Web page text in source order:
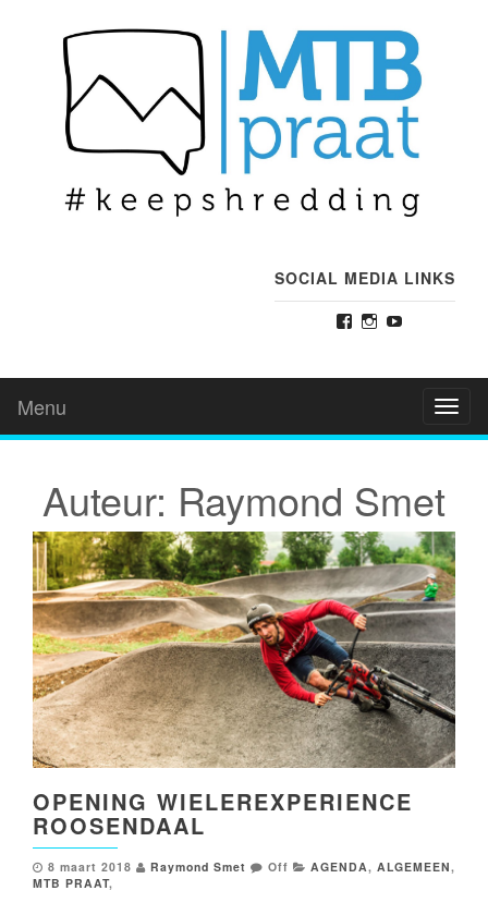
SOCIAL MEDIA LINKS
FacebookInstagram
Menu
Auteur: Raymond Smet
OPENING WIELEREXPERIENCE
ROOSENDAAL
8 maart 2018 Raymond Smet Off AGENDA, ALGEMEEN,
MTB PRAAT,